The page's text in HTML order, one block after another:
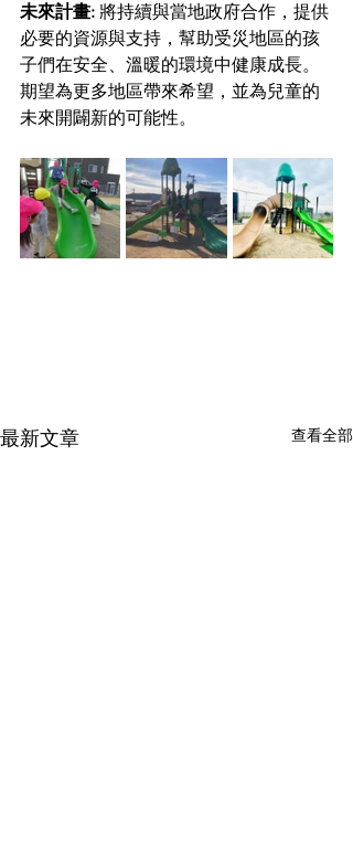
未來計畫: 將持續與當地政府合作，提供
必要的資源與支持，幫助受災地區的孩
子們在安全、溫暖的環境中健康成長。
期望為更多地區帶來希望，並為兒童的
未來開闢新的可能性。
最新文章 查看全部